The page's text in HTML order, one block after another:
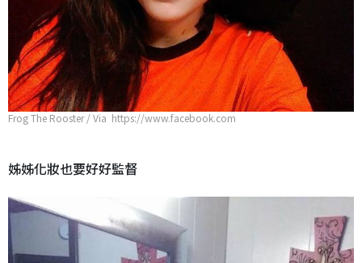
Frog The Rooster / Via https://www.facebook.com
姊姊化妝也要好好監督